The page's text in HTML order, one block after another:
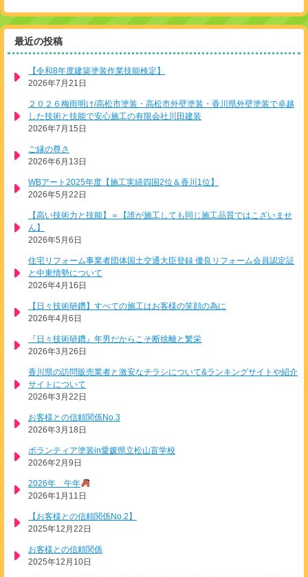
最近の投稿
【令和8年度建築塗装作業技能検定】
2026年7月21日
２０２６梅雨明け/高松市塗装・高松市外壁塗装・香川県外壁塗装で卓越
した技術と技能で安心施工の有限会社川田建装
2026年7月15日
ご縁の尊さ
2026年6月13日
WBアート2025年度【施工実績四国2位＆香川1位】
2026年5月22日
【高い技術力と技能】＝【誰が施工しても同じ施工品質ではこざいませ
ん】
2026年5月6日
住宅リフォーム事業者団体国土交通大臣登録 優良リフォーム会員認定証
と中東情勢について
2026年4月16日
【日々技術研鑽】すべての施工はお客様の笑顔の為に
2026年4月6日
『日々技術研鑽』年男だからこそ断捨離と繁栄
2026年3月26日
香川県の訪問販売業者と激安なチラシについて&ランキングサイトや紹介
サイトについて
2026年3月22日
お客様との信頼関係No.3
2026年3月18日
ボランティア塗装in愛媛県立松山盲学校
2026年2月9日
2026年 午年
2026年1月11日
【お客様との信頼関係No.2】
2025年12月22日
お客様との信頼関係
2025年12月10日